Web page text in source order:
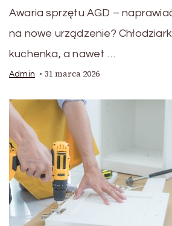
Awaria sprzętu AGD –
na nowe urządzenie?
kuchenka, a nawet …
Admin 31 marca 2026